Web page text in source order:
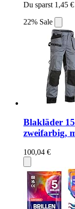
Du sparst 1,45 €
22% Sale
Blakläder
zweifarbig,
100,04 €